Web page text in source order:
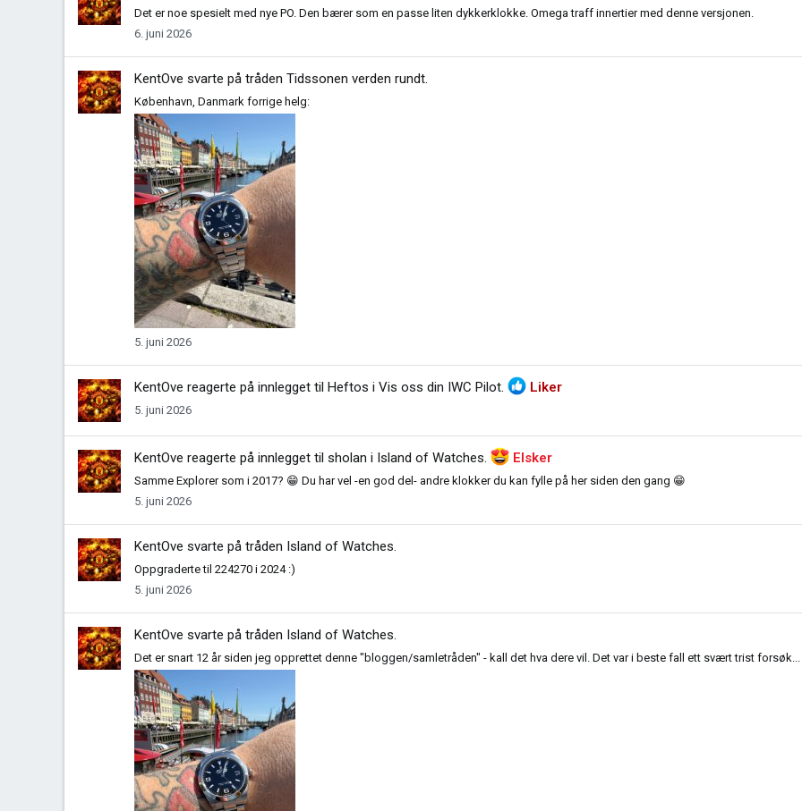
Det er noe spesielt med nye PO. Den bærer som en passe liten dykkerklokke. Omega traff innertier med denne versjonen.
6. juni 2026
KentOve svarte på tråden Tidssonen verden rundt.
København, Danmark forrige helg:
5. juni 2026
KentOve reagerte på innlegget til Heftos i Vis oss din IWC Pilot. Liker
5. juni 2026
KentOve reagerte på innlegget til sholan i Island of Watches. Elsker
Samme Explorer som i 2017? 😁 Du har vel -en god del- andre klokker du kan fylle på her siden den gang 😁
5. juni 2026
KentOve svarte på tråden Island of Watches.
Oppgraderte til 224270 i 2024 :)
5. juni 2026
KentOve svarte på tråden Island of Watches.
Det er snart 12 år siden jeg opprettet denne "bloggen/samletråden" - kall det hva dere vil. Det var i beste fall ett svært trist forsøk...